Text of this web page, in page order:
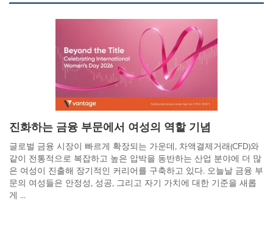
진화하는 금융 부문에서 여성의 역할 기념
글로벌 금융 시장이 빠르게 확장되는 가운데, 차액결제거래(CFD)와
같이 전통적으로 복잡하고 높은 압박을 동반하는 산업 분야에 더 많
은 여성이 진출해 장기적인 커리어를 구축하고 있다. 오늘날 금융 부
문의 여성들은 안정성, 성공, 그리고 자기 가치에 대한 기준을 새롭
게 ...